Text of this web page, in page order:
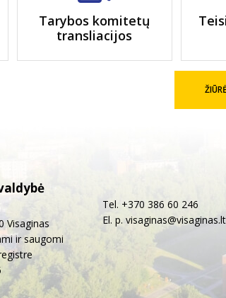
Tarybos komitetų
transliacijos
Visaginas
ir saugomi
Tel. +370 386 60 246
El. p. visaginas@visaginas.lt